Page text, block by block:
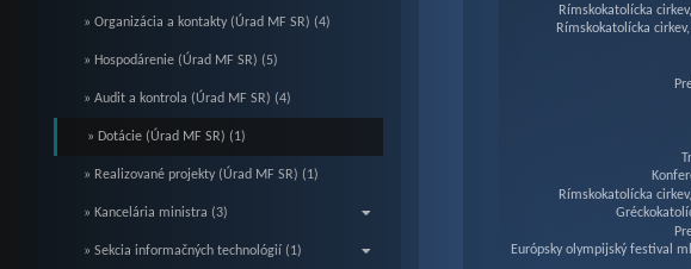
» Organizácia a kontakty (Úrad MF SR) (4)
» Hospodárenie (Úrad MF SR) (5)
» Audit a kontrola (Úrad MF SR) (4)
» Dotácie (Úrad MF SR) (1)
» Realizované projekty (Úrad MF SR) (1)
» Kancelária ministra (3)
» Sekcia informačných technológií (1)
View as data table, Chart
The chart has 1 X axis
The chart has 1 Y axis
Rímskokatolícka
Rímskokatolícka
Rímskokatolícka
Európsky olympijský festival